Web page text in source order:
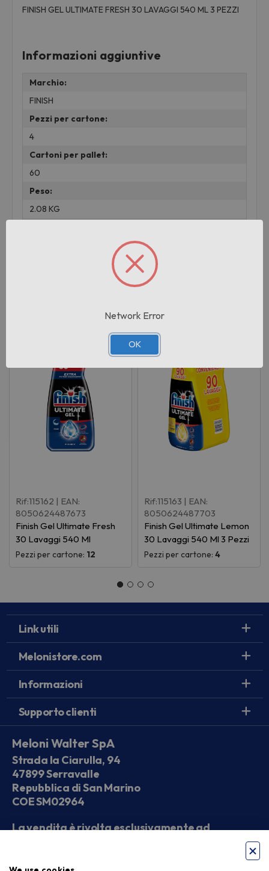
FINISH GEL ULTIMATE FRESH 30 LAVAGGI 540 ML 3 PEZZI
Informazioni aggiuntive
Marchio:
FINISH
Pezzi per cartone:
4
Cartoni per pallet:
60
Peso:
2.08 KG
Rif:115162 | EAN:
8050624487673
Finish Gel Ultimate Fresh
30 Lavaggi 540 Ml
Pezzi per cartone: 12
Rif:115163 | EAN:
8050624487703
Finish Gel Ultimate Lemon
30 Lavaggi 540 Ml 3 Pezzi
Pezzi per cartone:4
Link utili
Melonistore.com
Informazioni
Supporto clienti
Meloni Walter SpA
Strada la Ciarulla, 94
47899 Serravalle
Repubblica di San Marino
COE SM02964
La vendita è rivolta esclusivamente ad
Network Error
OK